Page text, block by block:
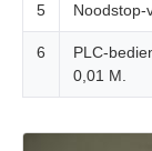
5 Noodstop-
6
PLC-
0,01 M.